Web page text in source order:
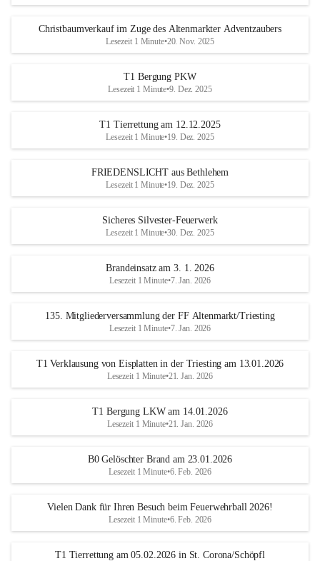
Christbaumverkauf im Zuge des Altenmarkter Adventzaubers
Lesezeit 1 Minute•20. Nov. 2025
T1 Bergung PKW
Lesezeit 1 Minute•9. Dez. 2025
T1 Tierrettung am 12.12.2025
Lesezeit 1 Minute•19. Dez. 2025
FRIEDENSLICHT aus Bethlehem
Lesezeit 1 Minute•19. Dez. 2025
Sicheres Silvester-Feuerwerk
Lesezeit 1 Minute•30. Dez. 2025
Brandeinsatz am 3. 1. 2026
Lesezeit 1 Minute•7. Jan. 2026
135. Mitgliederversammlung der FF Altenmarkt/Triesting
Lesezeit 1 Minute•7. Jan. 2026
T1 Verklausung von Eisplatten in der Triesting am 13.01.2026
Lesezeit 1 Minute•21. Jan. 2026
T1 Bergung LKW am 14.01.2026
Lesezeit 1 Minute•21. Jan. 2026
B0 Gelöschter Brand am 23.01.2026
Lesezeit 1 Minute•6. Feb. 2026
Vielen Dank für Ihren Besuch beim Feuerwehrball 2026!
Lesezeit 1 Minute•6. Feb. 2026
T1 Tierrettung am 05.02.2026 in St. Corona/Schöpfl